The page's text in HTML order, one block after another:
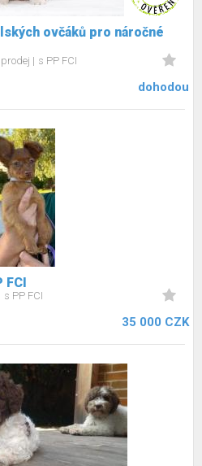
ovčáků pro náročné
s PP FCI
dohodou
FCI
s PP FCI
35 000 CZK